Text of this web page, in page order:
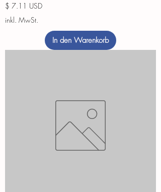
Preis
$ 7.11 USD
inkl. MwSt.
In den Warenkorb